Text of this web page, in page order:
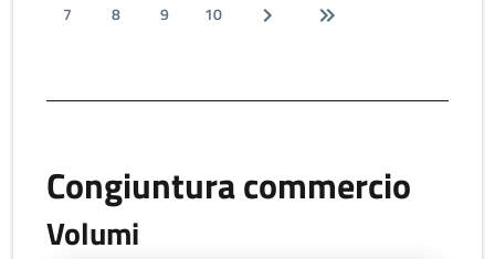
7
8 9 10
Congiuntura commercio
Volumi